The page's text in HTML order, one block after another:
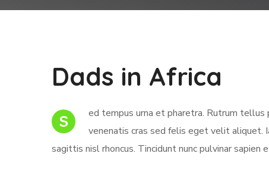
Dads in Africa
S
ed tempus urna et pharetra. Rutrum
venenatis cras sed felis eget velit aliquet.
sagittis nisl rhoncus. Tincidunt nunc pulvinar sapien